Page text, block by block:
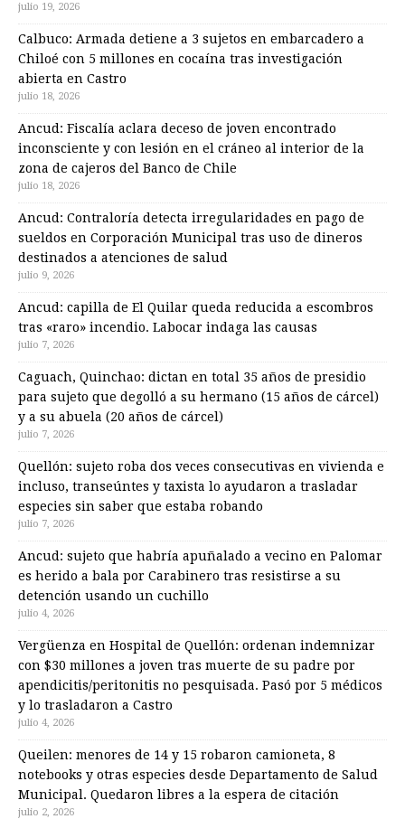
julio 19, 2026
Calbuco: Armada detiene a 3 sujetos en embarcadero a
Chiloé con 5 millones en cocaína tras investigación
abierta en Castro
julio 18, 2026
Ancud: Fiscalía aclara deceso de joven encontrado
inconsciente y con lesión en el cráneo al interior de la
zona de cajeros del Banco de Chile
julio 18, 2026
Ancud: Contraloría detecta irregularidades en pago de
sueldos en Corporación Municipal tras uso de dineros
destinados a atenciones de salud
julio 9, 2026
Ancud: capilla de El Quilar queda reducida a escombros
tras «raro» incendio. Labocar indaga las causas
julio 7, 2026
Caguach, Quinchao: dictan en total 35 años de presidio
para sujeto que degolló a su hermano (15 años de cárcel)
y a su abuela (20 años de cárcel)
julio 7, 2026
Quellón: sujeto roba dos veces consecutivas en vivienda e
incluso, transeúntes y taxista lo ayudaron a trasladar
especies sin saber que estaba robando
julio 7, 2026
Ancud: sujeto que habría apuñalado a vecino en Palomar
es herido a bala por Carabinero tras resistirse a su
detención usando un cuchillo
julio 4, 2026
Vergüenza en Hospital de Quellón: ordenan indemnizar
con $30 millones a joven tras muerte de su padre por
apendicitis/peritonitis no pesquisada. Pasó por 5 médicos
y lo trasladaron a Castro
julio 4, 2026
Queilen: menores de 14 y 15 robaron camioneta, 8
notebooks y otras especies desde Departamento de Salud
Municipal. Quedaron libres a la espera de citación
julio 2, 2026